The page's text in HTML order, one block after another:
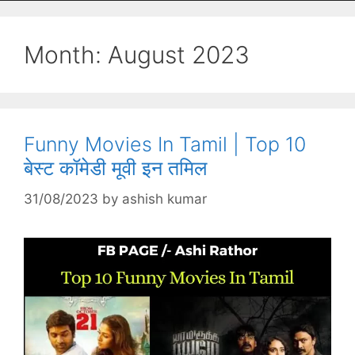
Month: August 2023
Funny Movies In Tamil | Top 10
बेस्ट कॉमेडी मूवी इन तमिल
31/08/2023 by ashish kumar